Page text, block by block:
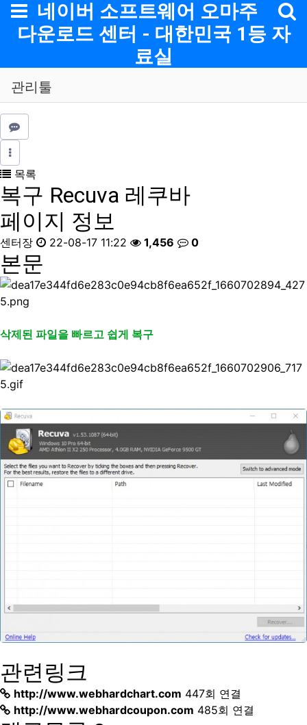
메뉴
네이버 소프트웨어 오마주
다운로드 센터 - 대한민국 1등 자
료실
관리툴
목록
복구 Recuva 레쿠바
페이지 정보
센터장 22-08-17 11:22 1,456 0
본문
삭제된 파일을 빠르고 쉽게 복구
관련링크
http://www.webhardchart.com 447회 연결
http://www.webhardcoupon.com 485회 연결